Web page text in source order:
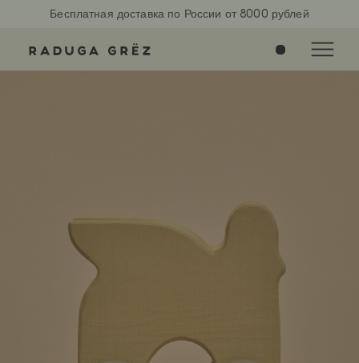
Бесплатная доставка по России от 8000 рублей
0